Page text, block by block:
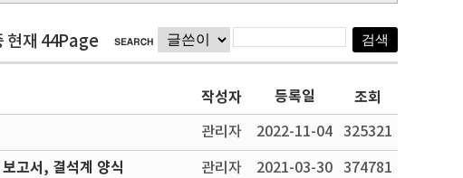
현재 44Page
작성자 등록일 조회
관리자 2022-11-04 325321
고서, 결석계 양식 관리자 2021-03-30 374781